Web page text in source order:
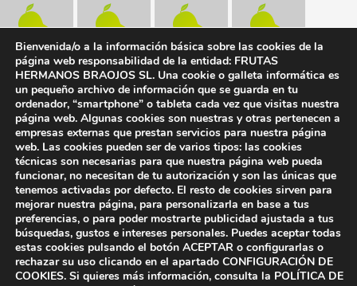
Bienvenida/o a la información básica sobre las cookies de la
página web responsabilidad de la entidad: FRUTAS
HERMANOS BRAOJOS SL. Una cookie o galleta informática es
un pequeño archivo de información que se guarda en tu
ordenador, “smartphone” o tableta cada vez que visitas nuestra
página web. Algunas cookies son nuestras y otras pertenecen a
empresas externas que prestan servicios para nuestra página
web. Las cookies pueden ser de varios tipos: las cookies
técnicas son necesarias para que nuestra página web pueda
funcionar, no necesitan de tu autorización y son las únicas que
tenemos activadas por defecto. El resto de cookies sirven para
mejorar nuestra página, para personalizarla en base a tus
preferencias, o para poder mostrarte publicidad ajustada a tus
búsquedas, gustos e intereses personales. Puedes aceptar todas
estas cookies pulsando el botón ACEPTAR o configurarlas o
rechazar su uso clicando en el apartado CONFIGURACIÓN DE
COOKIES. Si quieres más información, consulta la POLÍTICA DE